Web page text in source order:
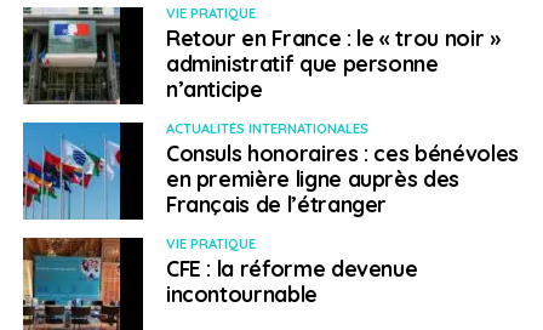
VIE PRATIQUE
Retour en France : le « trou noir »
administratif que personne
n’anticipe
ACTUALITÉS INTERNATIONALES
Consuls honoraires : ces bénévoles
en première ligne auprès des
Français de l’étranger
VIE PRATIQUE
CFE : la réforme devenue
incontournable